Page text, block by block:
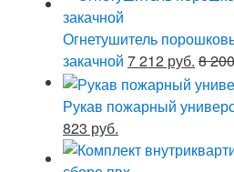
Огнетушитель
закачной 7 212 руб. 8
Рукав пожарный
823 руб.